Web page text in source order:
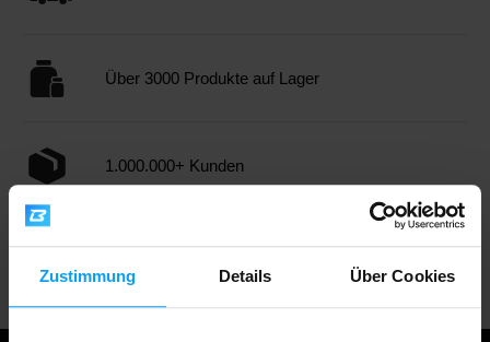
Zustimmung Details Über Cookies
Über 3000 Produkte auf Lager
1.000.000+ Kunden
Professionelle Kundenbetreuung